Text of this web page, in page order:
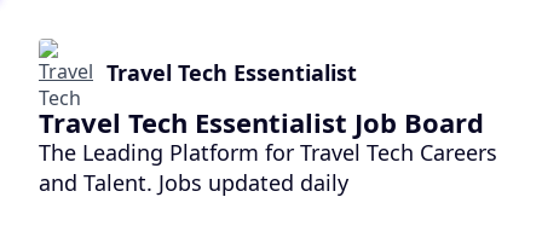
Travel Tech Essentialist
Travel Tech Essentialist Job Board
The Leading Platform for Travel Tech Careers
and Talent. Jobs updated daily